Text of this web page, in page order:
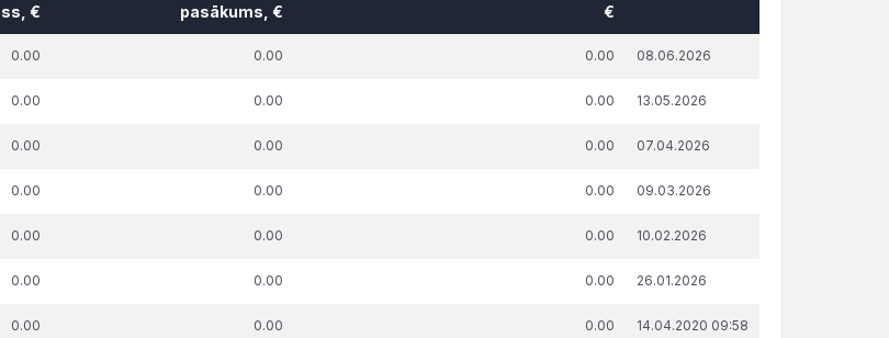
€
pasākums, €
€
nodokļu atbalsta
nodokļu maksājumu labprātīgu izpildi,
laiks
0.00 0.00 0.00 08.06.2026
0.00 0.00 0.00 13.05.2026
0.00 0.00 0.00 07.04.2026
0.00 0.00 0.00 09.03.2026
0.00 0.00 0.00 10.02.2026
0.00 0.00 0.00 26.01.2026
0.00 0.00 0.00 14.04.2020 09:58